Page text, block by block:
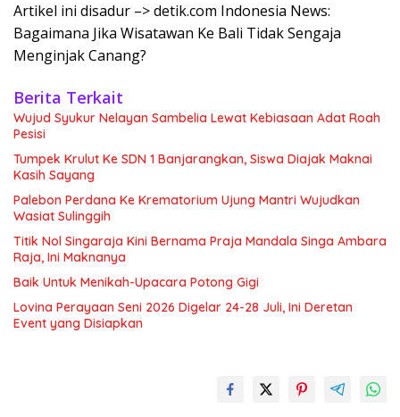
Artikel ini disadur –> detik.com Indonesia News:
Bagaimana Jika Wisatawan Ke Bali Tidak Sengaja
Menginjak Canang?
Berita Terkait
Wujud Syukur Nelayan Sambelia Lewat Kebiasaan Adat Roah
Pesisi
Tumpek Krulut Ke SDN 1 Banjarangkan, Siswa Diajak Maknai
Kasih Sayang
Palebon Perdana Ke Krematorium Ujung Mantri Wujudkan
Wasiat Sulinggih
Titik Nol Singaraja Kini Bernama Praja Mandala Singa Ambara
Raja, Ini Maknanya
Baik Untuk Menikah-Upacara Potong Gigi
Lovina Perayaan Seni 2026 Digelar 24-28 Juli, Ini Deretan
Event yang Disiapkan